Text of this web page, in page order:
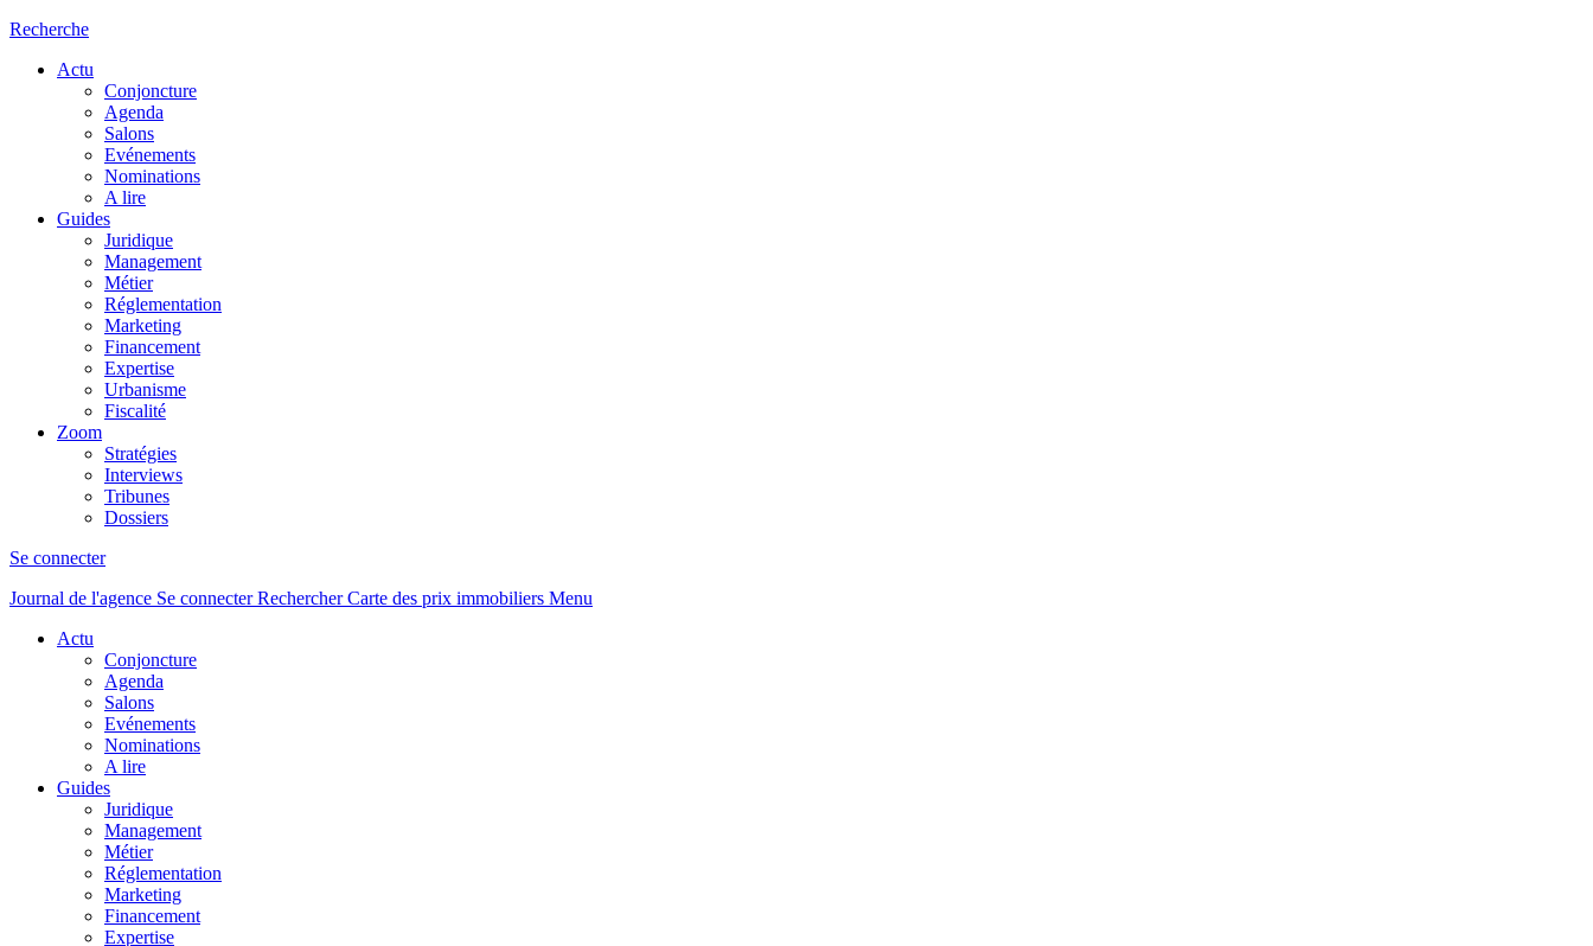
Recherche
Actu
Conjoncture
Agenda
Salons
Evénements
Nominations
A lire
Guides
Juridique
Management
Métier
Réglementation
Marketing
Financement
Expertise
Urbanisme
Fiscalité
Zoom
Stratégies
Interviews
Tribunes
Dossiers
Se connecter
Journal de l'agence Se connecterRechercher Carte des prix immobiliers Menu
Actu
Conjoncture
Agenda
Salons
Evénements
Nominations
A lire
Guides
Juridique
Management
Métier
Réglementation
Marketing
Financement
Expertise